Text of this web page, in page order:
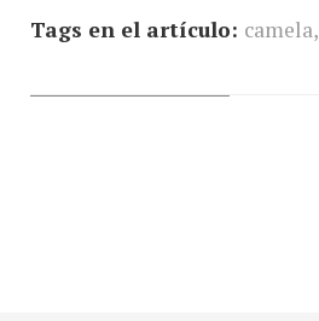
Tags en el artículo: camela,